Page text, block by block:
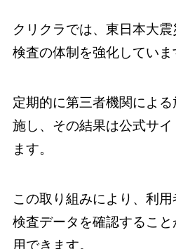
クリクラでは、東日本大
検査の体制を強化していま
定期的に第三者機関によ
施し、その結果は公式サ
ます。
この取り組みにより、利
検査データを確認すること
用できます。